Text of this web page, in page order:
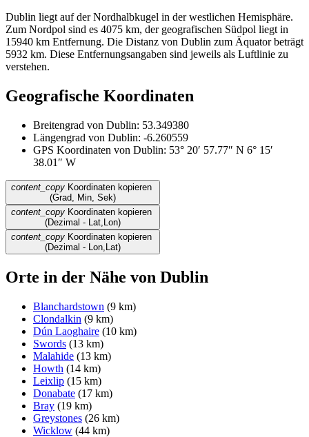
Dublin liegt auf der Nordhalbkugel in der westlichen Hemisphäre.
Zum Nordpol sind es 4075 km, der geografischen Südpol liegt in
15940 km Entfernung. Die Distanz von Dublin zum Äquator beträgt
5932 km. Diese Entfernungsangaben sind jeweils als Luftlinie zu
verstehen.
Geografische Koordinaten
Breitengrad von Dublin: 53.349380
Längengrad von Dublin: -6.260559
GPS Koordinaten von Dublin: 53° 20′ 57.77″ N 6° 15′
38.01″ W
content_copy Koordinaten kopieren
(Grad, Min, Sek)
content_copy Koordinaten kopieren
(Dezimal - Lat,Lon)
content_copy Koordinaten kopieren
(Dezimal - Lon,Lat)
Orte in der Nähe von Dublin
Blanchardstown (9 km)
Clondalkin (9 km)
Dún Laoghaire (10 km)
Swords (13 km)
Malahide (13 km)
Howth (14 km)
Leixlip (15 km)
Donabate (17 km)
Bray (19 km)
Greystones (26 km)
Wicklow (44 km)